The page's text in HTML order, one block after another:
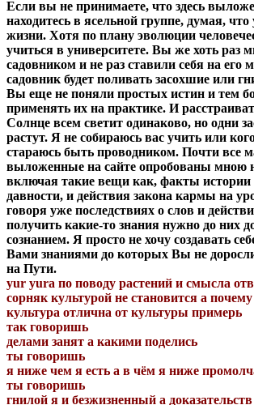
Если вы не принимаете, что здесь
находитесь в ясельной группе, думая,
жизни. Хотя по плану эволюции
учиться в университете. Вы же хоть раз
садовником и не раз ставили себя на его
садовник будет поливать засохшие или
Вы еще не поняли простых истин и тем
применять их на практике. И
Солнце всем светит одинаково, но одни
растут. Я не собираюсь вас учить или
стараюсь быть проводником. Почти все
выложенные на сайте опробованы мною
включая такие вещи как, факты
давности, и действия закона кармы на
говоря уже последствиях о слов и
получить какие-то знания нужно до них
сознанием. Я просто не хочу создавать
Вами знаниями до которых Вы не
на Пути.
yur yura по поводу растений и смысла
сорняк культурой не становится а
культура отлична от культуры примерь
так говоришь
делами занят а какими поделись
ты говоришь
я ниже чем я есть а в чём я ниже
ты говоришь
гнилой я и безжизненный а